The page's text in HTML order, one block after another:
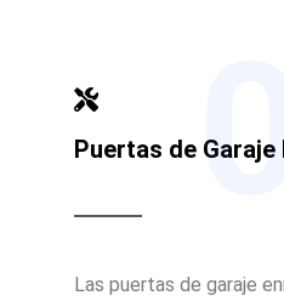
Puertas de Garaje
Las puertas de garaje